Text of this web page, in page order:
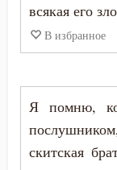
Последние
Пост
Почитание
Марк
Митрофан
Моисей
Нектарий
всякая его
В избранное
Я помню,
скитская